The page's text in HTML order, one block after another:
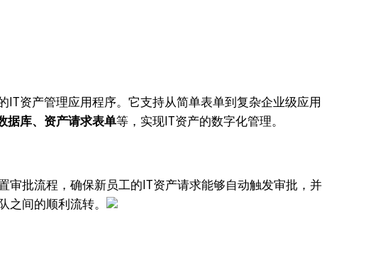
资产管理应用程序。它支持从简单表单到复杂企业级应用
据库、资产请求表单等，实现IT资产的数字化管理。
审批流程，确保新员工的IT资产请求能够自动触发审批，并
之间的顺利流转。